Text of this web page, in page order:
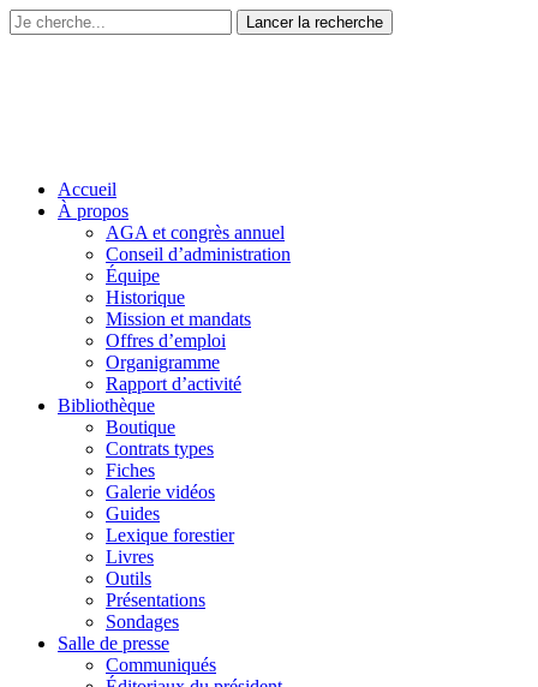
Accueil
À propos
AGA et congrès annuel
Conseil d’administration
Équipe
Historique
Mission et mandats
Offres d’emploi
Organigramme
Rapport d’activité
Bibliothèque
Boutique
Contrats types
Fiches
Galerie vidéos
Guides
Lexique forestier
Livres
Outils
Présentations
Sondages
Salle de presse
Communiqués